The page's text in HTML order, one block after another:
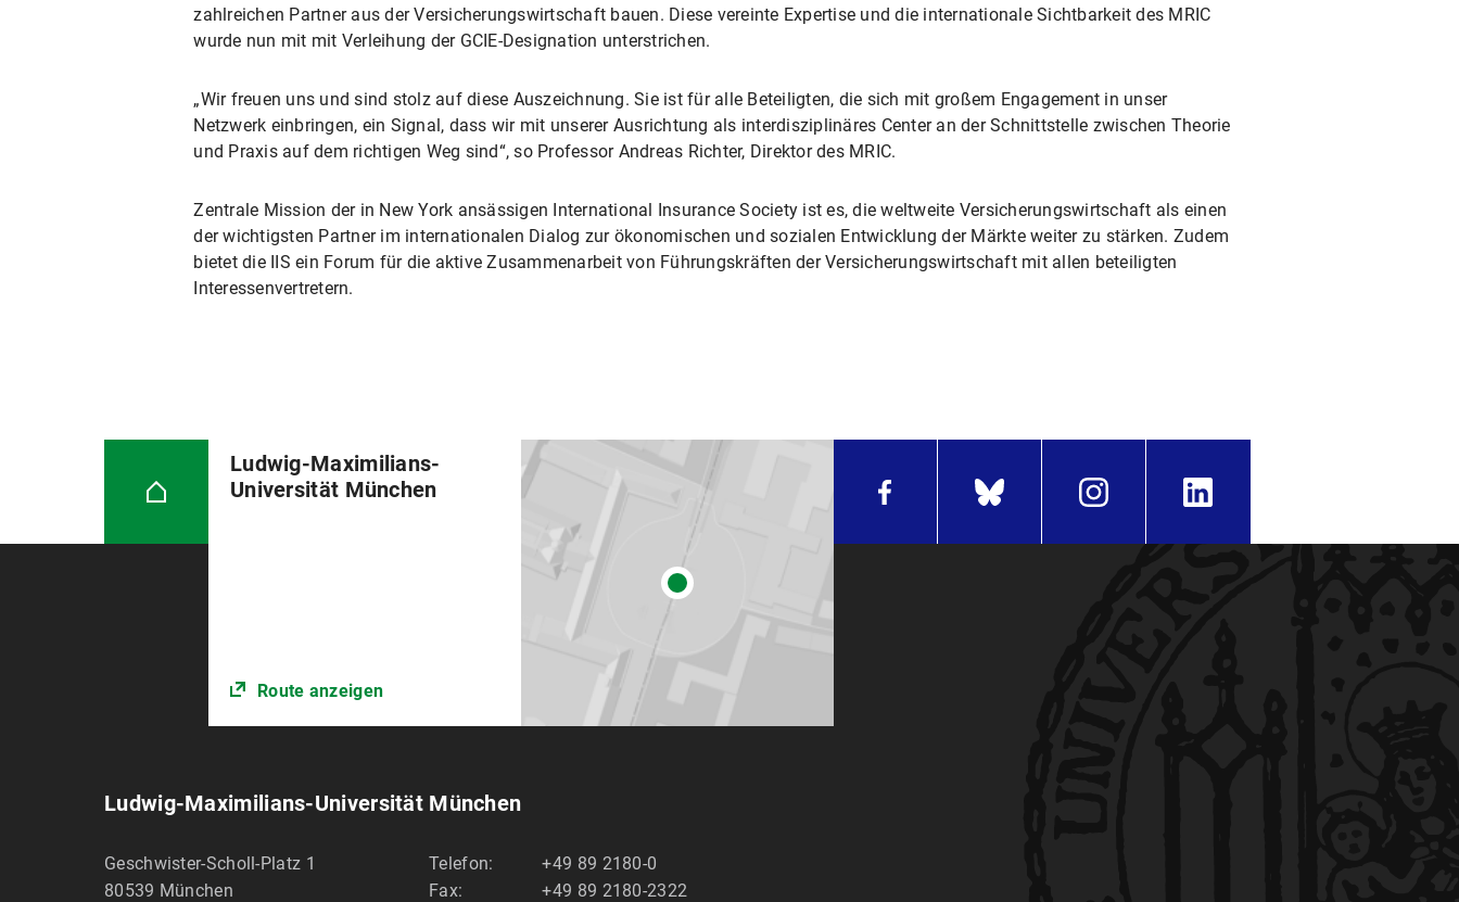
zahlreichen Partner aus der Versicherungswirtschaft bauen. Diese vereinte Expertise und die internationale Sichtbarkeit des MRIC
wurde nun mit mit Verleihung der GCIE-Designation unterstrichen.
„Wir freuen uns und sind stolz auf diese Auszeichnung. Sie ist für alle Beteiligten, die sich mit großem Engagement in unser
Netzwerk einbringen, ein Signal, dass wir mit unserer Ausrichtung als interdisziplinäres Center an der Schnittstelle zwischen Theorie
und Praxis auf dem richtigen Weg sind“, so Professor Andreas Richter, Direktor des MRIC.
Zentrale Mission der in New York ansässigen International Insurance Society ist es, die weltweite Versicherungswirtschaft als einen
der wichtigsten Partner im internationalen Dialog zur ökonomischen und sozialen Entwicklung der Märkte weiter zu stärken. Zudem
bietet die IIS ein Forum für die aktive Zusammenarbeit von Führungskräften der Versicherungswirtschaft mit allen beteiligten
Interessenvertretern.
Ludwig-Maximilians-
Universität München
Route anzeigen
Ludwig-Maximilians-Universität München
Geschwister-Scholl-Platz 1
80539 München
Telefon:
+49 89 2180-0
Fax:
+49 89 2180-2322